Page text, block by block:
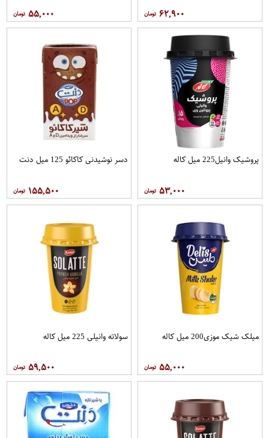
۶۲,۹۰۰ ۵۵,۰۰۰
پروشیک وانیل225 میل کاله
۵۳,۰۰۰
دسر نوشیدنی کاکائو 125 میل دنت
۱۵۵,۵۰۰
میلک شیک موزی200 میل کاله
۵۵,۰۰۰
سولاته وانیلی 225 میل کاله
۵۹,۵۰۰